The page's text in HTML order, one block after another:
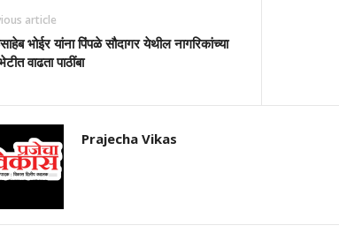
article
भोईर यांना पिंपळे सौदागर येथील नागरिकांच्या
वाढता पाठींबा
Prajecha Vikas